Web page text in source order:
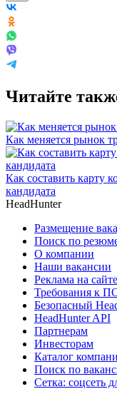
Читайте
Как меняется рынок
Как составить карту
кандидата
HeadHunter
Размещение
Поиск по
О компании
Наши вакансии
Реклама на сайте
Требования к
Безопасный
HeadHunter API
Партнерам
Инвесторам
Каталог
Поиск по
Сетка: соцсеть